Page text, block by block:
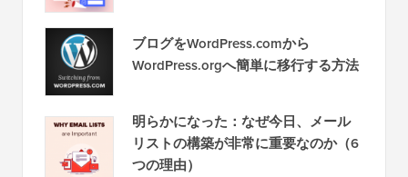
ブログをWordPress.comから
WordPress.orgへ簡単に移行する方法
明らかになった：なぜ今日、メール
リストの構築が非常に重要なのか（6
つの理由）